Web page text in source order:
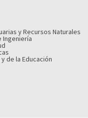
y Recursos Naturales
Ingeniería
de la Educación